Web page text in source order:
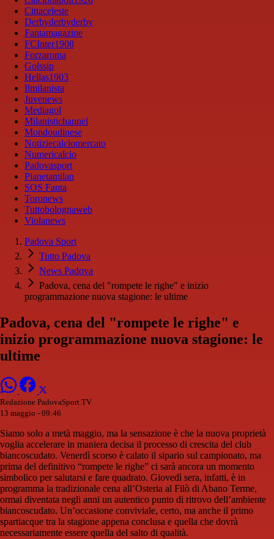
Cittaceleste
Derbyderbyderby
Fantamagazine
FCInter1908
Forzaroma
Golssip
Hellas1903
Ilmilanista
Juvenews
Mediagol
Milanistichannel
Mondoudinese
Notiziecalciomercato
Numericalcio
Padovasport
Pianetamilan
SOS Fanta
Toronews
Tuttobolognaweb
Violanews
Padova Sport
Tutto Padova
News Padova
Padova, cena del "rompete le righe" e inizio
programmazione nuova stagione: le ultime
Padova, cena del "rompete le righe" e
inizio programmazione nuova stagione: le
ultime
Redazione PadovaSport.TV
13 maggio - 09:46
Siamo solo a metà maggio, ma la sensazione è che la nuova proprietà
voglia accelerare in maniera decisa il processo di crescita del club
biancoscudato. Venerdì scorso è calato il sipario sul campionato, ma
prima del definitivo “rompete le righe” ci sarà ancora un momento
simbolico per salutarsi e fare quadrato. Giovedì sera, infatti, è in
programma la tradizionale cena all’Osteria al Filò di Abano Terme,
ormai diventata negli anni un autentico punto di ritrovo dell’ambiente
biancoscudato. Un’occasione conviviale, certo, ma anche il primo
spartiacque tra la stagione appena conclusa e quella che dovrà
necessariamente essere quella del salto di qualità.